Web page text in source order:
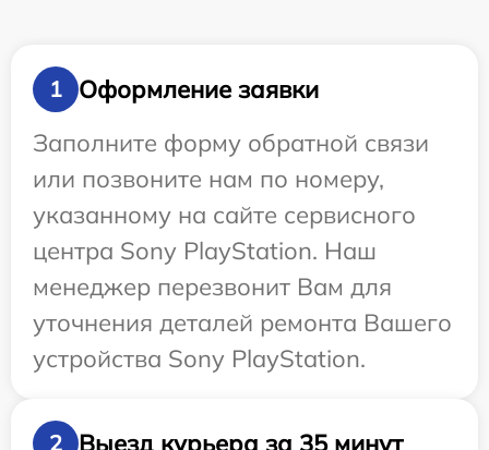
1
Оформление заявки
Заполните форму обратной связи
или позвоните нам по номеру,
указанному на сайте сервисного
центра Sony PlayStation. Наш
менеджер перезвонит Вам для
уточнения деталей ремонта Вашего
устройства Sony PlayStation.
2 Выезд курьера за 35 минут